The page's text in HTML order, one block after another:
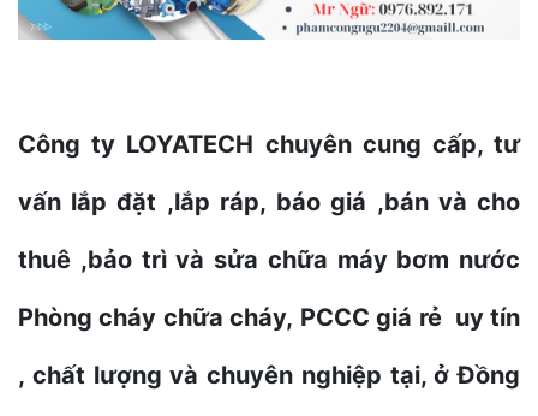
Công ty LOYATECH chuyên cung cấp, tư
vấn lắp đặt ,lắp ráp, báo giá ,bán và cho
thuê ,bảo trì và sửa chữa máy bơm nước
Phòng cháy chữa cháy, PCCC giá rẻ uy tín
, chất lượng và chuyên nghiệp tại, ở Đồng